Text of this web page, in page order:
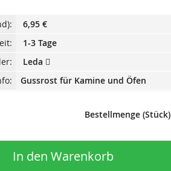
6,95 €
1-3 Tage
Leda
Gussrost für Kamine und Öfen
Bestellmenge (Stück)
In den Warenkorb